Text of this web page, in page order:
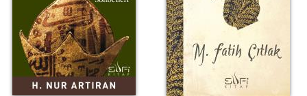
Aşk Bir Davaya
Benzer
18 Beyit Dinle